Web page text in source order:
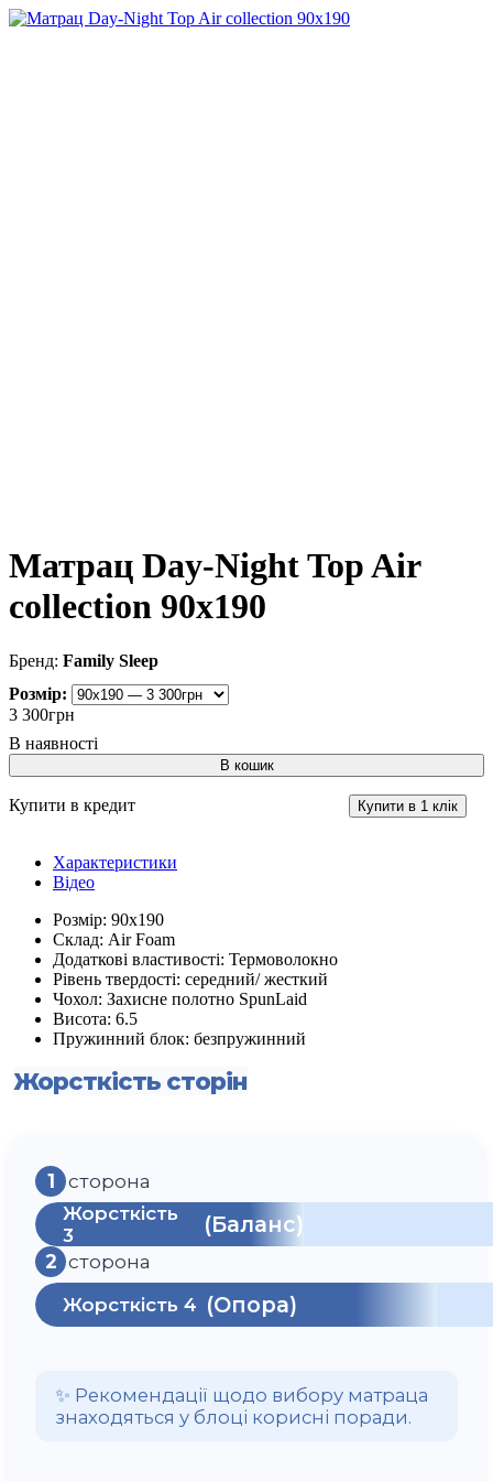
Матрац Day-Night Top Air
collection 90x190
Family Sleep
Розмір:
3 300грн
В кошик
Купити в кредит Купити в 1 клік
Характеристики
Відео
Розмір: 90х190
Склад: Air Foam
Додаткові властивості: Термоволокно
Рівень твердості: середний/ жесткий
Чохол: Захисне полотно SpunLaid
Висота: 6.5
Пружинний блок: безпружинний
Жорсткість сторін
1 сторона
Жорсткість
3
(Баланс)
2 сторона
Жорсткість 4 (Опора)
✨ Рекомендації щодо вибору матраца
знаходяться у блоці корисні поради.